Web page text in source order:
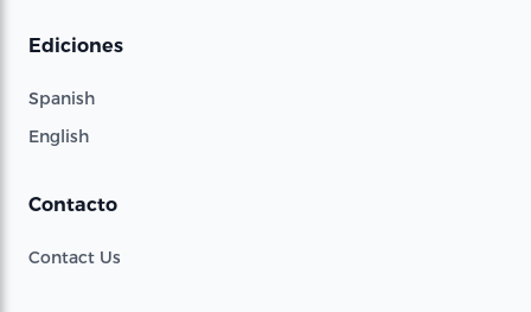
Ediciones
Spanish
English
Contacto
Contact Us